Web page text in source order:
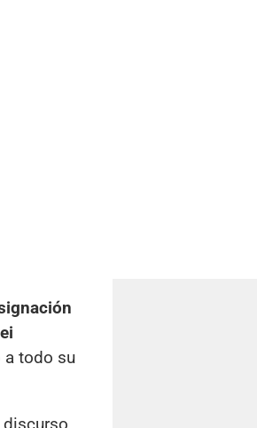
a todo su